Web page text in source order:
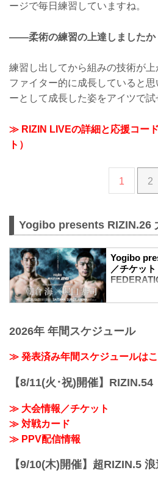
ージで毎日練習していますね。
——柔術の練習の上達しましたか
練習し出してから組みの技術が
ファイター的に成長していると
ーとして成長した姿をアイツで試
≫ RIZIN LIVEの詳細と応援コー
ト）
1 2
Yogibo presents RIZIN.26
Yogibo
／チケッ
日時
開始
22:30頃
※試合内容、
宮線・高崎
ら徒歩3分
2026年 年間スケジュール
≫ 発表済み年間スケジュールは
【8/11(火･祝)開催】
≫ 大会情報／チケット
≫ 対戦カード
≫ PPV配信情報
【9/10(木)開催】超RIZIN.5